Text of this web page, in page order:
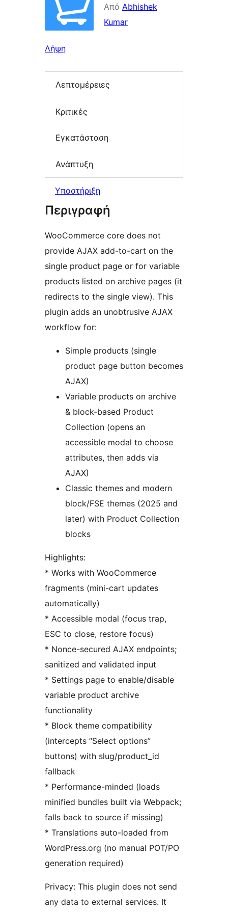
Από Abhishek
Kumar
Λήψη
Λεπτομέρειες
Κριτικές
Εγκατάσταση
Ανάπτυξη
Υποστήριξη
Περιγραφή
WooCommerce core does not
provide AJAX add-to-cart on the
single product page or for variable
products listed on archive pages (it
redirects to the single view). This
plugin adds an unobtrusive AJAX
workflow for:
Simple products (single
product page button becomes
AJAX)
Variable products on archive
& block-based Product
Collection (opens an
accessible modal to choose
attributes, then adds via
AJAX)
Classic themes and modern
block/FSE themes (2025 and
later) with Product Collection
blocks
Highlights:
* Works with WooCommerce
fragments (mini-cart updates
automatically)
* Accessible modal (focus trap,
ESC to close, restore focus)
* Nonce-secured AJAX endpoints;
sanitized and validated input
* Settings page to enable/disable
variable product archive
functionality
* Block theme compatibility
(intercepts “Select options”
buttons) with slug/product_id
fallback
* Performance-minded (loads
minified bundles built via Webpack;
falls back to source if missing)
* Translations auto-loaded from
WordPress.org (no manual POT/PO
generation required)
Privacy: This plugin does not send
any data to external services. It